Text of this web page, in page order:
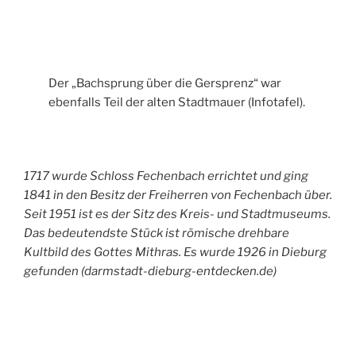
Der „Bachsprung über die Gersprenz“ war
ebenfalls Teil der alten Stadtmauer (Infotafel).
1717 wurde Schloss Fechenbach errichtet und ging
1841 in den Besitz der Freiherren von Fechenbach über.
Seit 1951 ist es der Sitz des Kreis- und Stadtmuseums.
Das bedeutendste Stück ist römische drehbare
Kultbild des Gottes Mithras. Es wurde 1926 in Dieburg
gefunden (darmstadt-dieburg-entdecken.de)